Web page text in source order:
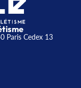
Paris Cedex 13